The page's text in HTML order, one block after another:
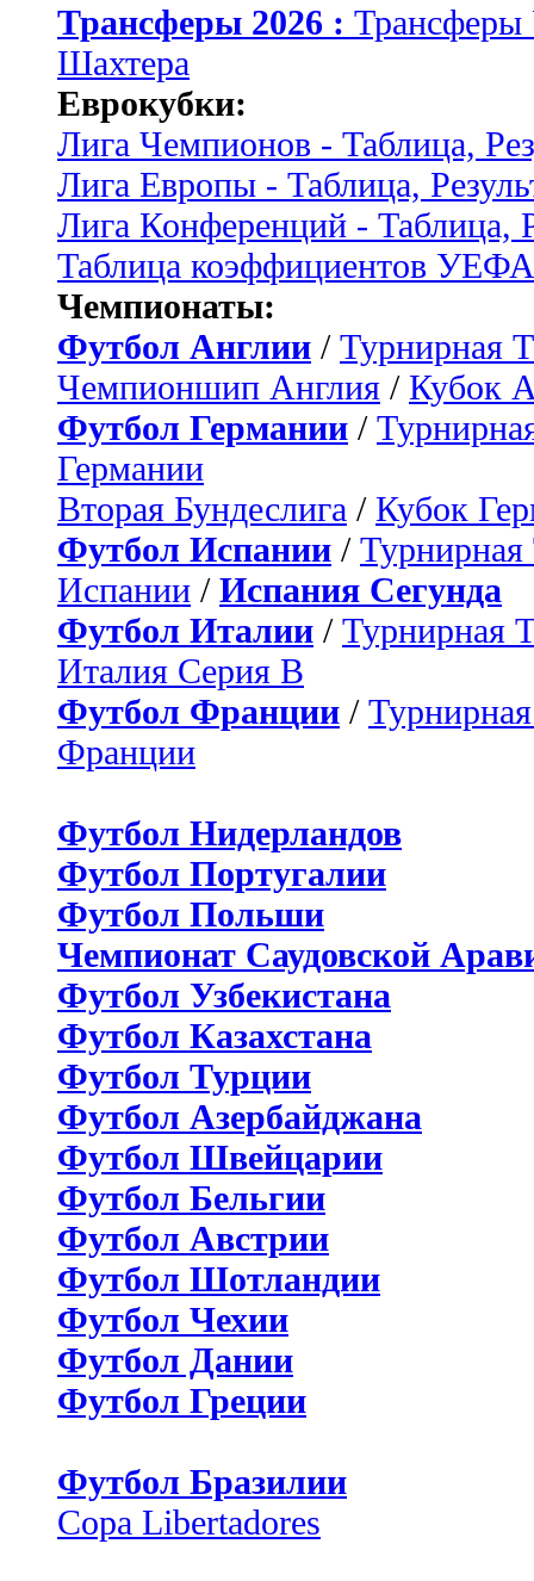
Трансферы 2026 :
Шахтера
Еврокубки:
Лига Чемпионов - Таблица,
Лига Европы - Таблица,
Лига Конференций - Таблица,
Таблица коэффициентов УЕФА
Чемпионаты:
Футбол Англии / Турнирная
Чемпионшип Англия / Кубок
Футбол Германии /
Германии
Вторая Бундеслига / Кубок
Футбол Испании / Турнирная
Испании / Испания Сегунда
Футбол Италии / Турнирная
Италия Серия B
Футбол Франции /
Франции
Футбол Нидерландов
Футбол Португалии
Футбол Польши
Чемпионат Саудовской
Футбол Узбекистана
Футбол Казахстана
Футбол Турции
Футбол Азербайджана
Футбол Швейцарии
Футбол Бельгии
Футбол Австрии
Футбол Шотландии
Футбол Чехии
Футбол Дании
Футбол Греции
Футбол Бразилии
Copa Libertadores